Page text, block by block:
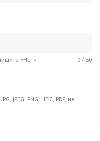
«Нет» 0 / 50
jPEG, PNG, HEIC, PDF, не